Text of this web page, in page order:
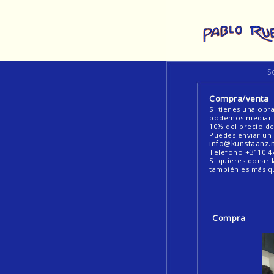
Compra/venta
Si tienes una
podemos
10% del precio
Puedes enviar
Teléfono +3110
Si quieres donar
también es más
Compra